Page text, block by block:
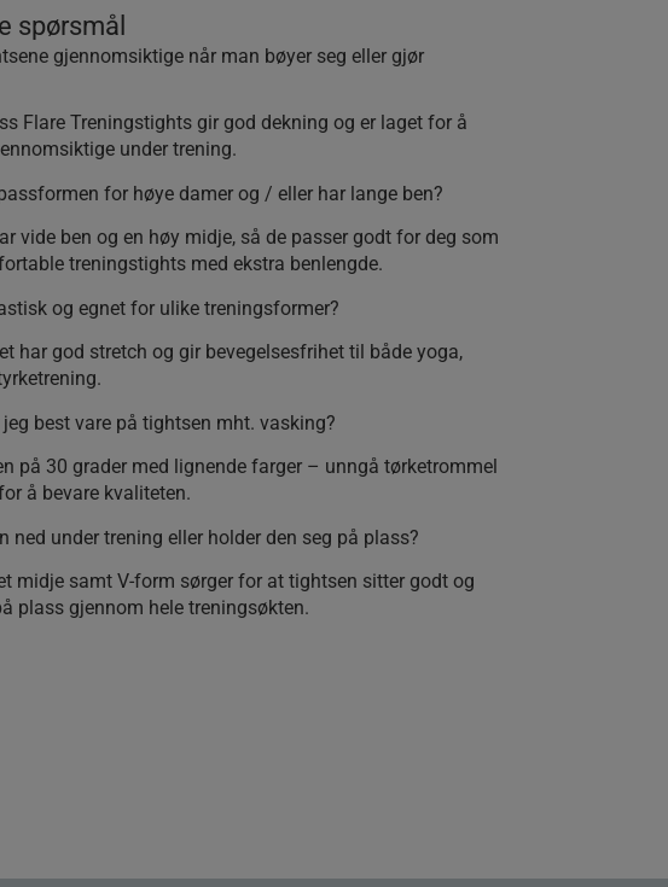
spørsmål
gjennomsiktige når man bøyer seg eller gjør
Flare Treningstights gir god dekning og er laget for å
under trening.
for høye damer og / eller har lange ben?
vide ben og en høy midje, så de passer godt for deg som
treningstights med ekstra benlengde.
og egnet for ulike treningsformer?
har god stretch og gir bevegelsesfrihet til både yoga,
best vare på tightsen mht. vasking?
på 30 grader med lignende farger – unngå tørketrommel
å bevare kvaliteten.
ned under trening eller holder den seg på plass?
midje samt V-form sørger for at tightsen sitter godt og
plass gjennom hele treningsøkten.